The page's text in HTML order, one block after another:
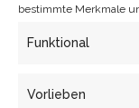
bestimmte Merkmale
Funktional
Vorlieben
Maßanfertigung
Gemeinsam